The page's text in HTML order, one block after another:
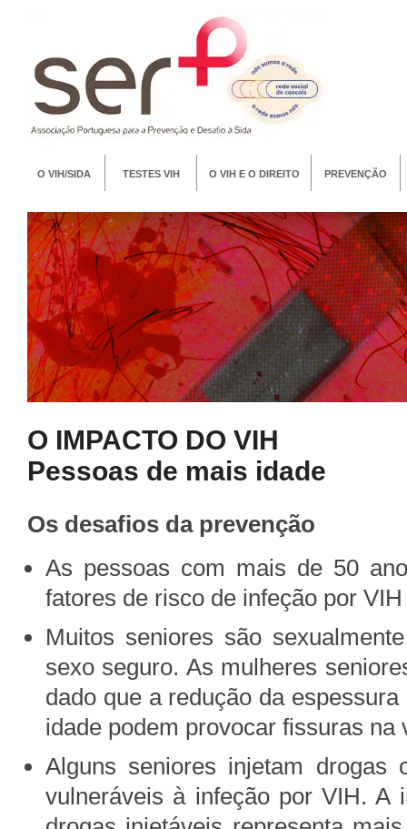
O VIH/SIDA TESTES VIH O VIH E O DIREITO PREVENÇÃO
O IMPACTO DO VIH
Pessoas de mais idade
Os desafios da prevenção
As pessoas com mais de 50
fatores de risco de infeção por
Muitos seniores são
sexo seguro. As mulheres
dado que a redução da
idade podem provocar fissuras na
Alguns seniores injetam
vulneráveis à infeção por VIH. A